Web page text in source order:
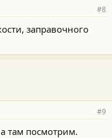
#8
заправочного
#9
там посмотрим.